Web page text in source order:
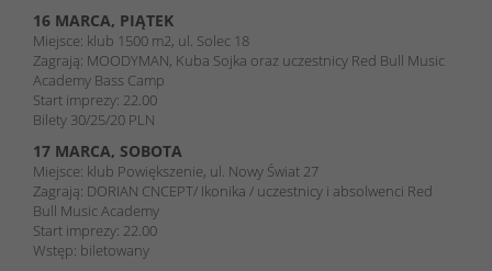
16 MARCA, PIĄTEK
Miejsce: klub 1500 m2, ul. Solec 18
Zagrają: MOODYMAN, Kuba Sojka oraz uczestnicy Red Bull Music
Academy Bass Camp
Start imprezy: 22.00
Bilety 30/25/20 PLN
17 MARCA, SOBOTA
Miejsce: klub Powiększenie, ul. Nowy Świat 27
Zagrają: DORIAN CNCEPT/ Ikonika / uczestnicy i absolwenci Red
Bull Music Academy
Start imprezy: 22.00
Wstęp: biletowany